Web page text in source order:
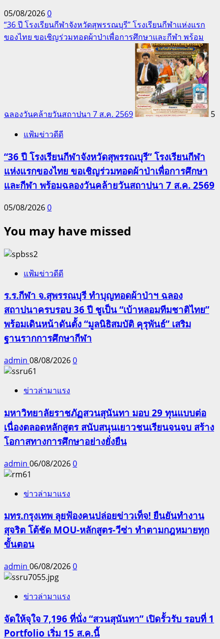
05/08/20260
“36 ปี โรงเรียนกีฬาจังหวัดสุพรรณบุรี” โรงเรียนกีฬาแห่งแรก
ของไทย ขอเชิญร่วมทอดผ้าป่าเพื่อการศึกษาและกีฬา พร้อม
ฉลองวันคล้ายวันสถาปนา 7 ส.ค. 2569
5
แฟ้มข่าวดีดี
“36 ปี โรงเรียนกีฬาจังหวัดสุพรรณบุรี” โรงเรียนกีฬา
แห่งแรกของไทย ขอเชิญร่วมทอดผ้าป่าเพื่อการศึกษา
และกีฬา พร้อมฉลองวันคล้ายวันสถาปนา 7 ส.ค. 2569
05/08/20260
You may have missed
แฟ้มข่าวดีดี
ร.ร.กีฬา จ.สุพรรณบุรี ทำบุญทอดผ้าป่าฯ ฉลอง
สถาปนาครบรอบ 36 ปี ชูเป็น “เบ้าหลอมทีมชาติไทย”
พร้อมเดินหน้าดันตั้ง “มูลนิธิสมบัติ คุรุพันธ์” เสริม
ฐานรากการศึกษากีฬา
admin 08/08/20260
ข่าวล่ามาแรง
มหาวิทยาลัยราชภัฏสวนสุนันทา มอบ 29 ทุนแบบต่อ
เนื่องตลอดหลักสูตร สนับสนุนเยาวชนเรียนจนจบ สร้าง
โอกาสทางการศึกษาอย่างยั่งยืน
admin 06/08/20260
ข่าวล่ามาแรง
มทร.กรุงเทพ ลุยฟ้องคนปล่อยข่าวเท็จ! ยืนยันทำงาน
สุจริต โต้ชัด MOU-หลักสูตร-วีซ่า ทำตามกฎหมายทุก
ขั้นตอน
admin 06/08/20260
ข่าวล่ามาแรง
จัดให้จุใจ 7,196 ที่นั่ง “สวนสุนันทา” เปิดรั้วรับ รอบที่ 1
Portfolio เริ่ม 15 ส.ค.นี้